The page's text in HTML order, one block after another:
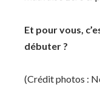
Et pour vous,
débuter ?
(Crédit photos :